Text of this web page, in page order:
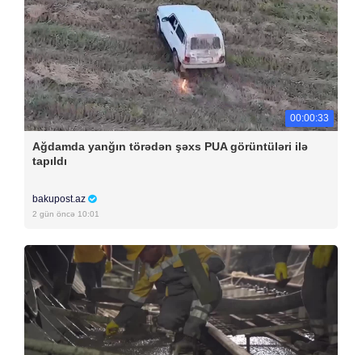
00:00:33
Ağdamda yanğın törədən şəxs PUA görüntüləri ilə
tapıldı
bakupost.az
2 gün öncə 10:01